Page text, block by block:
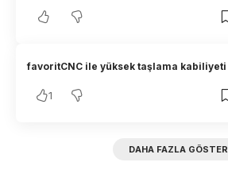
favoritCNC ile yüksek taşlama kabiliyeti
1
DAHA FAZLA GÖSTER